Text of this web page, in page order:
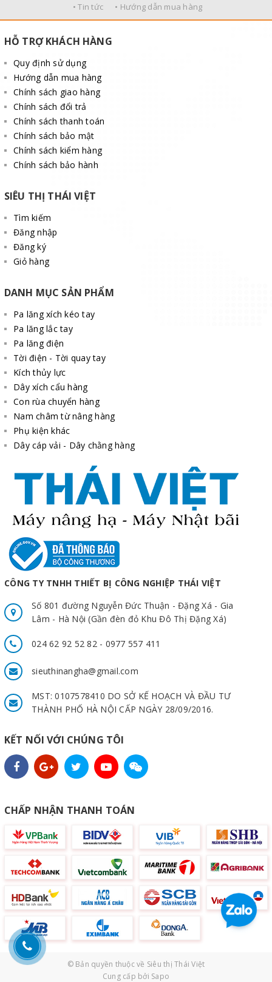
• Tin tức • Hướng dẫn mua hàng
HỖ TRỢ KHÁCH HÀNG
Quy định sử dụng
Hướng dẫn mua hàng
Chính sách giao hàng
Chính sách đổi trả
Chính sách thanh toán
Chính sách bảo mật
Chính sách kiểm hàng
Chính sách bảo hành
SIÊU THỊ THÁI VIỆT
Tìm kiếm
Đăng nhập
Đăng ký
Giỏ hàng
DANH MỤC SẢN PHẨM
Pa lăng xích kéo tay
Pa lăng lắc tay
Pa lăng điện
Tời điện - Tời quay tay
Kích thủy lực
Dây xích cẩu hàng
Con rùa chuyển hàng
Nam châm từ nâng hàng
Phụ kiện khác
Dây cáp vải - Dây chằng hàng
CÔNG TY TNHH THIẾT BỊ CÔNG NGHIỆP THÁI VIỆT
Số 801 đường Nguyễn Đức Thuận - Đặng Xá - Gia
Lâm - Hà Nội (Gần đèn đỏ Khu Đô Thị Đặng Xá)
024 62 92 52 82 - 0977 557 411
sieuthinangha@gmail.com
MST: 0107578410 DO SỞ KẾ HOẠCH VÀ ĐẦU TƯ
THÀNH PHỐ HÀ NỘI CẤP NGÀY 28/09/2016.
KẾT NỐI VỚI CHÚNG TÔI
CHẤP NHẬN THANH TOÁN
© Bản quyền thuộc về Siêu thị Thái Việt
Cung cấp bởi Sapo